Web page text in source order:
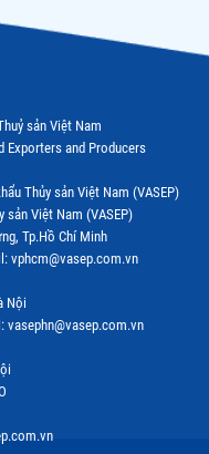
sản Việt Nam
and Producers
Thủy sản Việt Nam (VASEP)
sản Việt Nam (VASEP)
Tp.Hồ Chí Minh
vphcm@vasep.com.vn
Nội
vasephn@vasep.com.vn